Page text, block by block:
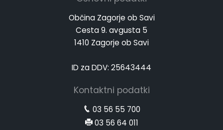
Občina Zagorje ob Savi
Cesta 9. avgusta 5
1410 Zagorje ob Savi
ID za DDV: 25643444
Kontaktni podatki
03 56 55 700
03 56 64 011